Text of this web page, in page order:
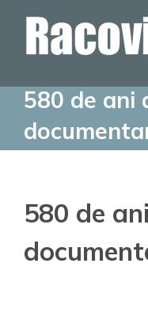
580 de ani
580 de